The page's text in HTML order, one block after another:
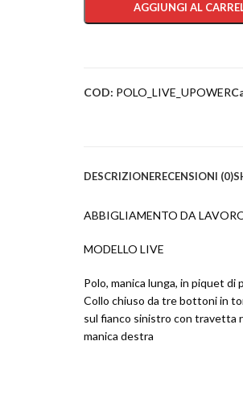
AGGIUNGI AL
COD: POLO_LIVE_UPOWER
DESCRIZIONERECENSIONI (0)
ABBIGLIAMENTO DA
MODELLO LIVE
Polo, manica lunga, in piquet
Collo chiuso da tre bottoni in
sul fianco sinistro con travetta
manica destra